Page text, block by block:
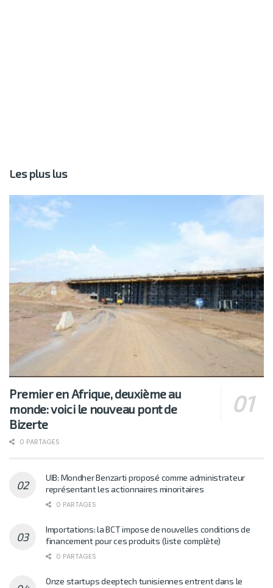
Les plus lus
Premier en Afrique, deuxième au
monde: voici le nouveau pont de
Bizerte
0 PARTAGES
UIB: Mondher Benzarti proposé comme administrateur
représentant les actionnaires minoritaires
0 PARTAGES
Importations: la BCT impose de nouvelles conditions de
financement pour ces produits (liste complète)
0 PARTAGES
Onze startups deeptech tunisiennes entrent dans le